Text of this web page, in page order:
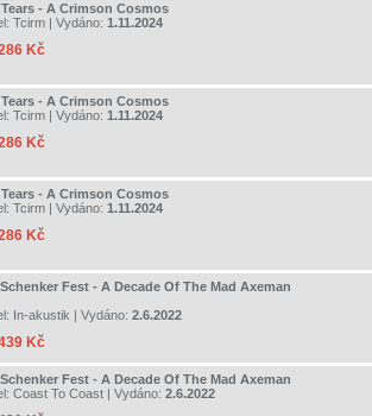
- A Crimson Cosmos
Tcirm | Vydáno: 1.11.2024
Kč
- A Crimson Cosmos
Tcirm | Vydáno: 1.11.2024
Kč
- A Crimson Cosmos
Tcirm | Vydáno: 1.11.2024
Kč
Fest - A Decade Of The Mad Axeman
In-akustik | Vydáno: 2.6.2022
Kč
Fest - A Decade Of The Mad Axeman
Coast To Coast | Vydáno: 2.6.2022